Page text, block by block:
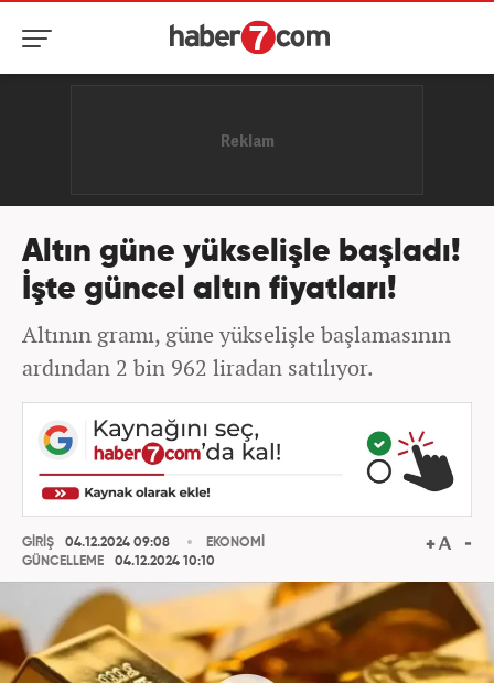
Altın güne yükselişle başladı!
İşte güncel altın fiyatları!
Altının gramı, güne yükselişle başlamasının
ardından 2 bin 962 liradan satılıyor.
GİRİŞ
04.12.2024 09:08
GÜNCELLEME
04.12.2024 10:10
EKONOMİ